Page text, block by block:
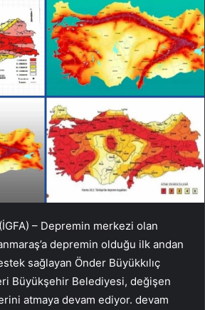
– Depremin merkezi olan
depremin olduğu ilk andan
sağlayan Önder Büyükkılıç
Büyükşehir Belediyesi, değişen
atmaya devam ediyor. devam